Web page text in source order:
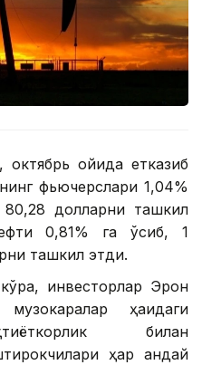
октябрь ойида етказиб
фьючерслари 1,04%
долларни ташкил
0,81% га ўсиб, 1
ташкил этди.
инвесторлар Эрон
ҳақидаги
билан
ҳар қандай